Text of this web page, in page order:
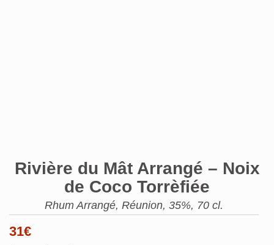
Rivière du Mât Arrangé – Noix
de Coco Torrèfiée
Rhum Arrangé, Réunion, 35%, 70 cl.
31€